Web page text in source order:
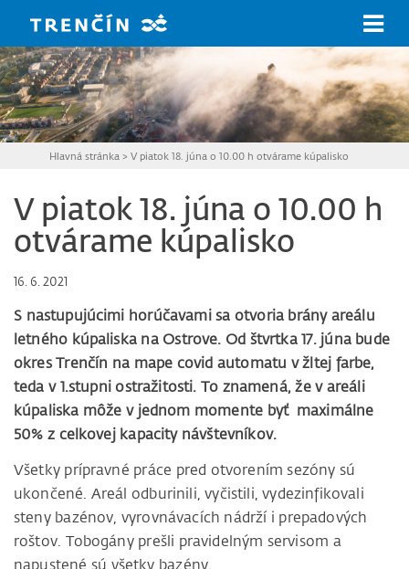
Hlavná stránka >V piatok 18. júna o 10.00 h otvárame kúpalisko
V piatok 18. júna o 10.00 h
otvárame kúpalisko
16. 6. 2021
S nastupujúcimi horúčavami sa otvoria brány areálu
letného kúpaliska na Ostrove. Od štvrtka 17. júna bude
okres Trenčín na mape covid automatu v žltej farbe,
teda v 1.stupni ostražitosti. To znamená, že v areáli
kúpaliska môže v jednom momente byť maximálne
50% z celkovej kapacity návštevníkov.
Všetky prípravné práce pred otvorením sezóny sú
ukončené. Areál odburinili, vyčistili, vydezinfikovali
steny bazénov, vyrovnávacích nádrží i prepadových
roštov. Tobogány prešli pravidelným servisom a
napustené sú všetky bazény.